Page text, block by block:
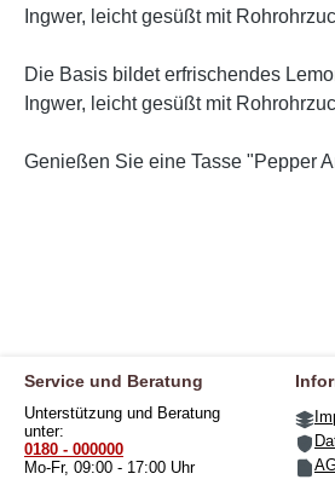
Ingwer, leicht gesüßt mit
Die Basis bildet erfrischendes
Ingwer, leicht gesüßt mit
Genießen Sie eine Tasse "Pepper
Service und Beratung
Unterstützung und Beratung
unter:
0180 - 000000
Mo-Fr, 09:00 - 17:00 Uhr